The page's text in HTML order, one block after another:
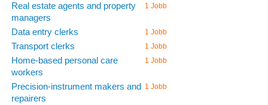
Real estate agents and property
managers
1 Jobb
Data entry clerks 1 Jobb
Transport clerks 1 Jobb
Home-based personal care
workers
1 Jobb
Precision-instrument makers and
repairers
1 Jobb